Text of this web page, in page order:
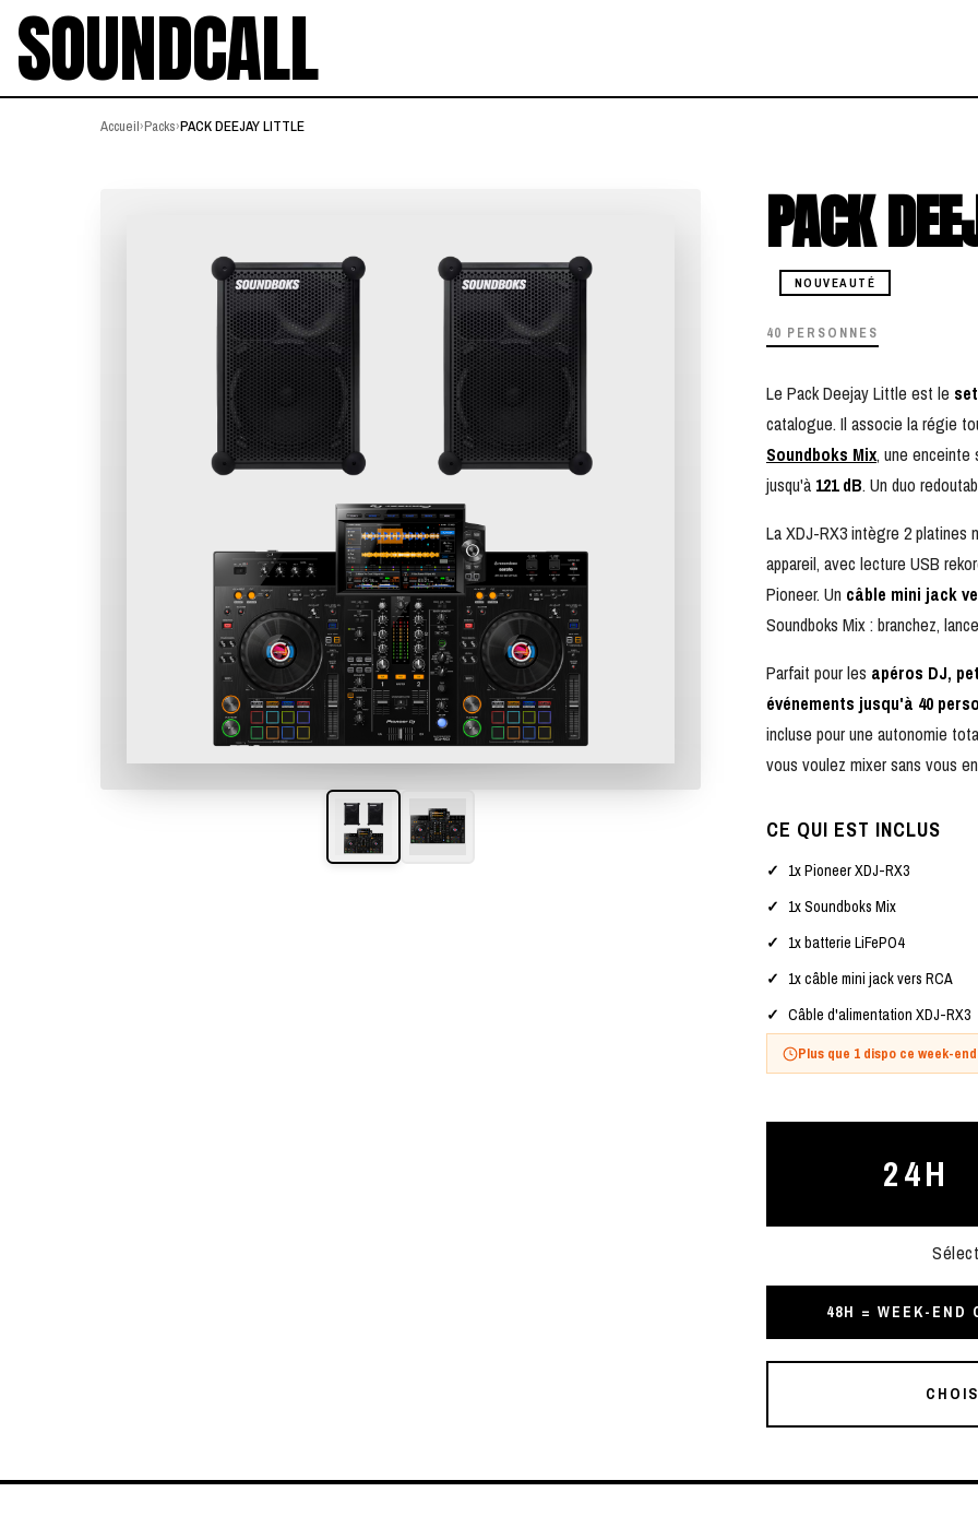
SOUNDCALL
Accueil›Packs›PACK DEEJAY LITTLE
PACK
NOUVEAUTÉ
40 PERSONNES
Le Pack Deejay Little est le
catalogue. Il associe la régie
Soundboks Mix, une
jusqu'à 121 dB. Un duo
La XDJ-RX3 intègre 2 platines
appareil, avec lecture USB
Pioneer. Un câble mini jack
Soundboks Mix : branchez,
Parfait pour les apéros DJ,
événements jusqu'à 40
incluse pour une autonomie
vous voulez mixer sans vous
CE QUI EST INCLUS
1x Pioneer XDJ-RX3
1x Soundboks Mix
1x batterie LiFePO4
1x câble mini jack vers RCA
Câble d'alimentation XDJ-RX3
Plus que 1 dispo ce week-end
24H
48H = WEEK-END